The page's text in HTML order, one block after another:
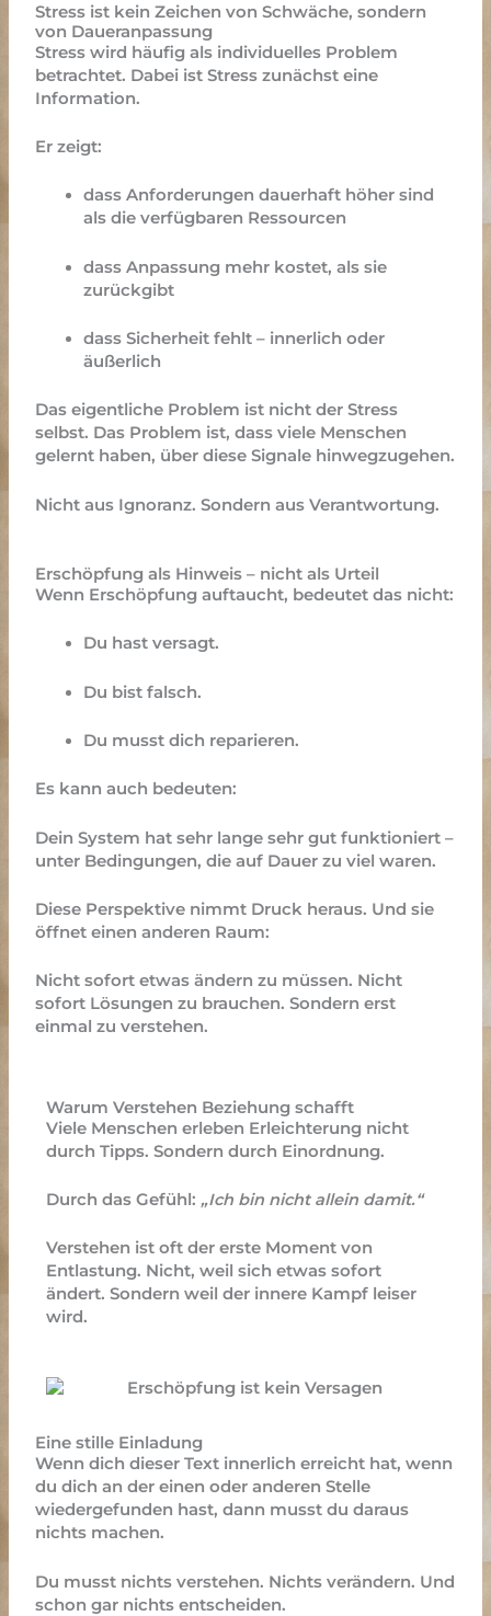
Stress ist kein Zeichen von Schwäche, sondern
von Daueranpassung
Stress wird häufig als individuelles Problem
betrachtet. Dabei ist Stress zunächst eine
Information.
Er zeigt:
dass Anforderungen dauerhaft höher sind
als die verfügbaren Ressourcen
dass Anpassung mehr kostet, als sie
zurückgibt
dass Sicherheit fehlt – innerlich oder
äußerlich
Das eigentliche Problem ist nicht der Stress
selbst. Das Problem ist, dass viele Menschen
gelernt haben, über diese Signale hinwegzugehen.
Nicht aus Ignoranz. Sondern aus Verantwortung.
Erschöpfung als Hinweis – nicht als Urteil
Wenn Erschöpfung auftaucht, bedeutet das nicht:
Du hast versagt.
Du bist falsch.
Du musst dich reparieren.
Es kann auch bedeuten:
Dein System hat sehr lange sehr gut funktioniert –
unter Bedingungen, die auf Dauer zu viel waren.
Diese Perspektive nimmt Druck heraus. Und sie
öffnet einen anderen Raum:
Nicht sofort etwas ändern zu müssen. Nicht
sofort Lösungen zu brauchen. Sondern erst
einmal zu verstehen.
Warum Verstehen Beziehung schafft
Viele Menschen erleben Erleichterung nicht
durch Tipps. Sondern durch Einordnung.
Durch das Gefühl: „Ich bin nicht allein damit.“
Verstehen ist oft der erste Moment von
Entlastung. Nicht, weil sich etwas sofort
ändert. Sondern weil der innere Kampf leiser
wird.
Eine stille Einladung
Wenn dich dieser Text innerlich erreicht hat, wenn
du dich an der einen oder anderen Stelle
wiedergefunden hast, dann musst du daraus
nichts machen.
Du musst nichts verstehen. Nichts verändern. Und
schon gar nichts entscheiden.